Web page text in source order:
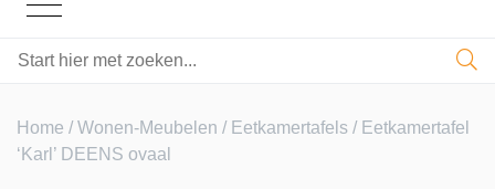
Home /Wonen-Meubelen / Eetkamertafels / Eetkamertafel
‘Karl’ DEENS ovaal